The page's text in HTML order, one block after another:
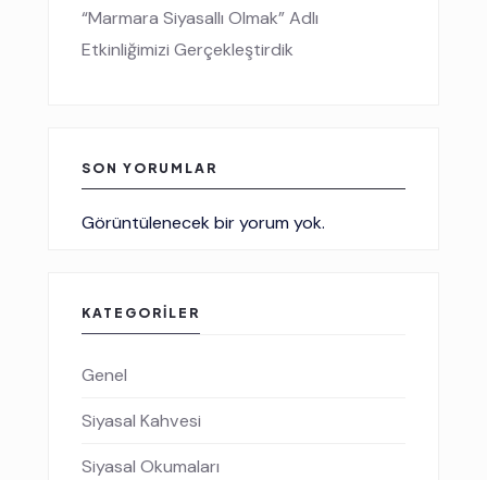
“Marmara Siyasallı Olmak” Adlı
Etkinliğimizi Gerçekleştirdik
SON YORUMLAR
Görüntülenecek bir yorum yok.
KATEGORILER
Genel
Siyasal Kahvesi
Siyasal Okumaları